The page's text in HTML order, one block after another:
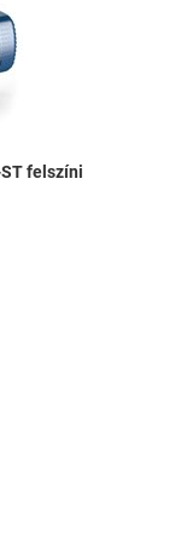
ST felszíni